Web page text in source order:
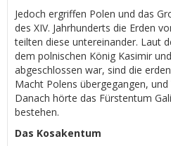
Jedoch ergriffen Polen und das
des XIV. Jahrhunderts die Erden
teilten diese untereinander. Laut
dem polnischen König Kasimir
abgeschlossen war, sind die
Macht Polens übergegangen,
Danach hörte das Fürstentum
bestehen.
Das Kosakentum